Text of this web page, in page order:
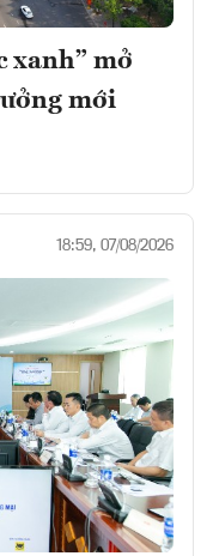
xanh” mở
mới
18:59, 07/08/2026